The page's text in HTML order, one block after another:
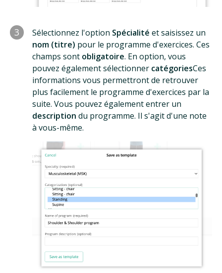
3 Sélectionnez l'option Spécialité et saisissez un
nom (titre) pour le programme d'exercices. Ces
champs sont obligatoire. En option, vous
pouvez également sélectionner catégoriesCes
informations vous permettront de retrouver
plus facilement le programme d'exercices par la
suite. Vous pouvez également entrer un
description du programme. Il s'agit d'une note
à vous-même.